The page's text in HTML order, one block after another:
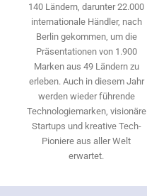
140 ­Ländern, ­darunter 22.000
internationale Händler, nach
Berlin gekommen, um die
Präsen­tationen von 1.900
Marken aus 49 Ländern zu
erleben. Auch in diesem Jahr
werden wieder führende
Technologiemarken, visionäre
Startups und ­kreative Tech-
Pioniere aus aller Welt
erwartet.